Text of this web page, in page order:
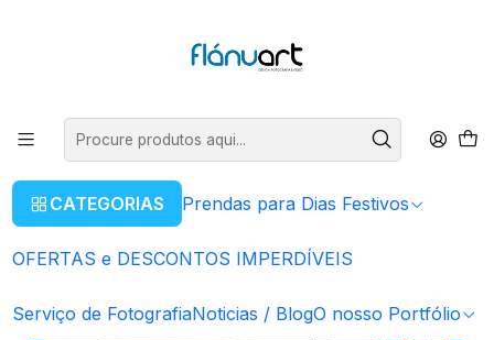
CATEGORIAS Prendas para Dias Festivos
OFERTAS e DESCONTOS IMPERDÍVEIS
Serviço de FotografiaNoticias / BlogO nosso Portfólio
OFERTAS e DESCONTOS IMPERDÍVEIS